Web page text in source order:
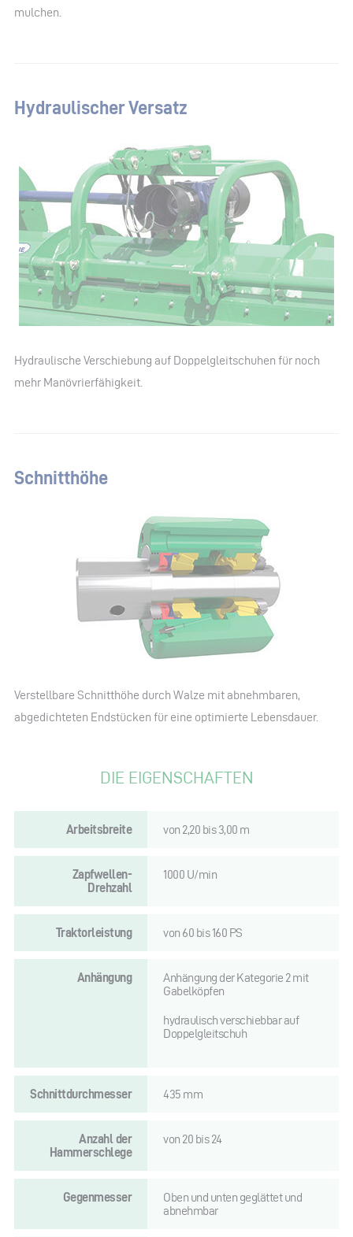
mulchen.
Hydraulischer Versatz
Hydraulische Verschiebung auf Doppelgleitschuhen für noch
mehr Manövrierfähigkeit.
Schnitthöhe
Verstellbare Schnitthöhe durch Walze mit abnehmbaren,
abgedichteten Endstücken für eine optimierte Lebensdauer.
DIE EIGENSCHAFTEN
Arbeitsbreite von 2,20 bis 3,00 m
Zapfwellen-
Drehzahl
1000 U/min
Traktorleistung von 60 bis 160 PS
Anhängung
Anhängung der Kategorie 2 mit
Gabelköpfen
hydraulisch verschiebbar auf
Doppelgleitschuh
Schnittdurchmesser 435 mm
Anzahl der
Hammerschlege
von 20 bis 24
Gegenmesser
Oben und unten geglättet und
abnehmbar